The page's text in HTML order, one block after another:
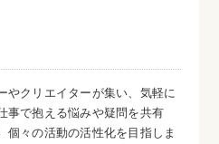
やクリエイターが集い、気軽に
事で抱える悩みや疑問を共有
個々の活動の活性化を目指しま